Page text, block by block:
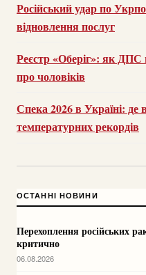
Російський удар по
відновлення послуг
Реєстр «Оберіг»: як ДПС
про чоловіків
Спека 2026 в Україні: де
температурних рекордів
ОСТАННІ НОВИНИ
Перехоплення російських
критично
06.08.2026